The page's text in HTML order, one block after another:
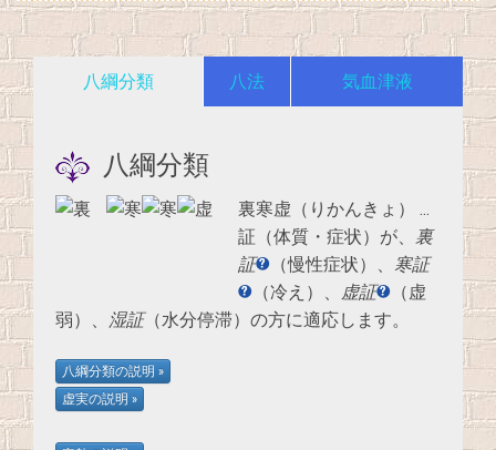
八綱分類 八法 気血津液
八綱分類
裏寒虚（りかんきょ）
…
証（体質・症状）が、 裏
証
（慢性症状）、 寒証
（冷え）、 虚証
（虚
弱）、 湿証（水分停滞）の方に適応します。